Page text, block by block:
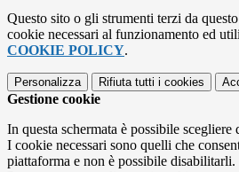
Questo sito o gli strumenti terzi da
cookie necessari al funzionamento ed
COOKIE POLICY.
Personalizza Rifiuta tutti i cookies
Gestione cookie
In questa schermata è possibile
I cookie necessari sono quelli che
piattaforma e non è possibile disabilitarli.